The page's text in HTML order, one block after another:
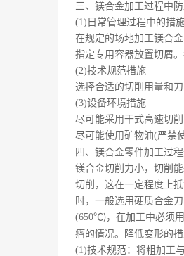
三、 镁合金加工过程中
(1) 日常管理过程中的措
在规定的场地加工镁合
指定专用容器放置切屑
(2)技术规范措施
选择合适的切削用量和
(3)设备环境措施
尽可能采用干式高速切
尽可能使用矿物油(严禁
四、镁合金零件加工过程
镁合金切削力小，切削
切削，这在一定程度上
时，一般选用硬质合金
(650℃)，在加工中必须
瘤的情况。降低变形的
(1)技术规范：将粗加工